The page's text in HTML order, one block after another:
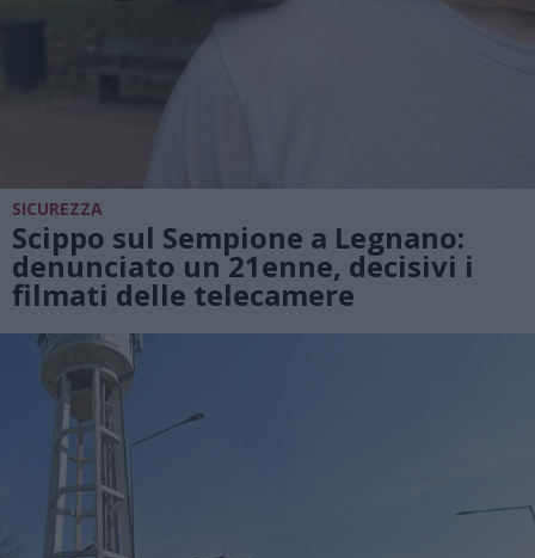
SICUREZZA
Scippo sul Sempione a Legnano:
denunciato un 21enne, decisivi i
filmati delle telecamere